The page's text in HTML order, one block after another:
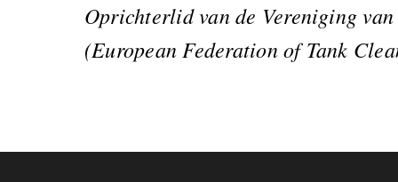
Oprichterlid van de Vereniging
(European Federation of Tank